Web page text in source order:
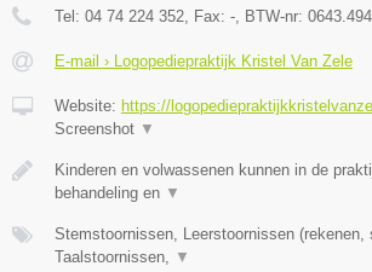
Tel: 04 74 224 352 , Fax: - , BTW-nr:
E-mail › Logopediepraktijk Kristel Van Zele
Website: https://
Screenshot ▼
Kinderen en volwassenen kunnen in de
behandeling en ▼
Stemstoornissen, Leerstoornissen (rekenen,
Taalstoornissen,
▼